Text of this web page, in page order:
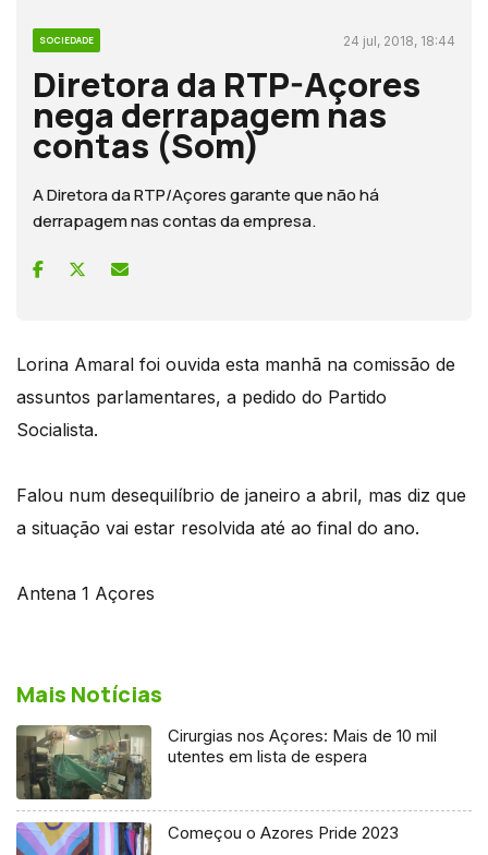
SOCIEDADE 24 jul, 2018, 18:44
Diretora da RTP-Açores
nega derrapagem nas
contas (Som)
A Diretora da RTP/Açores garante que não há
derrapagem nas contas da empresa.
Lorina Amaral foi ouvida esta manhã na comissão de
assuntos parlamentares, a pedido do Partido
Socialista.
Falou num desequilíbrio de janeiro a abril, mas diz que
a situação vai estar resolvida até ao final do ano.
Antena 1 Açores
Mais Notícias
Cirurgias nos Açores: Mais de 10 mil
utentes em lista de espera
Começou o Azores Pride 2023